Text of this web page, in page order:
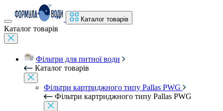
Каталог товарів
Каталог товарів
Фільтри для питної води
Каталог товарів
Фільтри картриджного типу Pallas PWG
Фільтри картриджного типу Pallas PWG